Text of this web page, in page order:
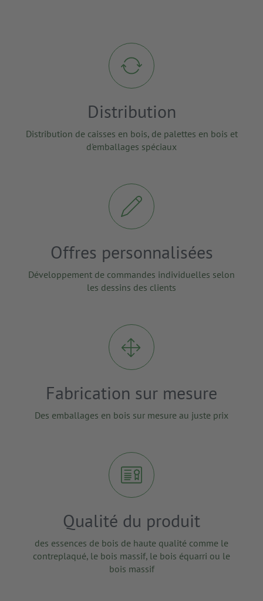
Distribution
Distribution de caisses en bois, de palettes en bois et
d'emballages spéciaux
Offres personnalisées
Développement de commandes individuelles selon
les dessins des clients
Fabrication sur mesure
Des emballages en bois sur mesure au juste prix
Qualité du produit
des essences de bois de haute qualité comme le
contreplaqué, le bois massif, le bois équarri ou le
bois massif